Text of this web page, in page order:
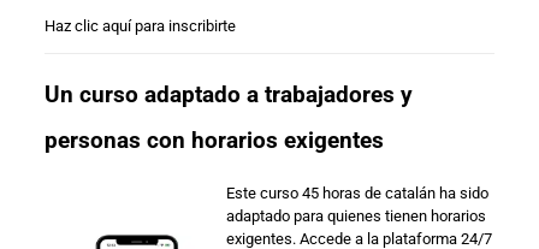
Haz clic aquí para inscribirte
Un curso adaptado a trabajadores y
personas con horarios exigentes
Este curso 45 horas de catalán ha sido
adaptado para quienes tienen horarios
exigentes. Accede a la plataforma 24/7